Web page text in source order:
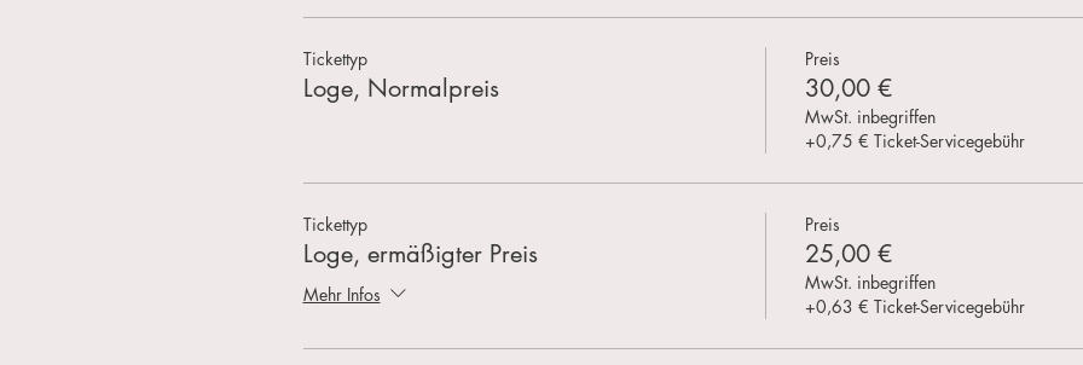
Tickettyp
Loge, Normalpreis
Preis
30,00 €
MwSt. inbegriffen
+0,75 € Ticket-Servicegebühr
Tickettyp
Loge, ermäßigter Preis
Mehr Infos
Preis
25,00 €
MwSt. inbegriffen
+0,63 € Ticket-Servicegebühr